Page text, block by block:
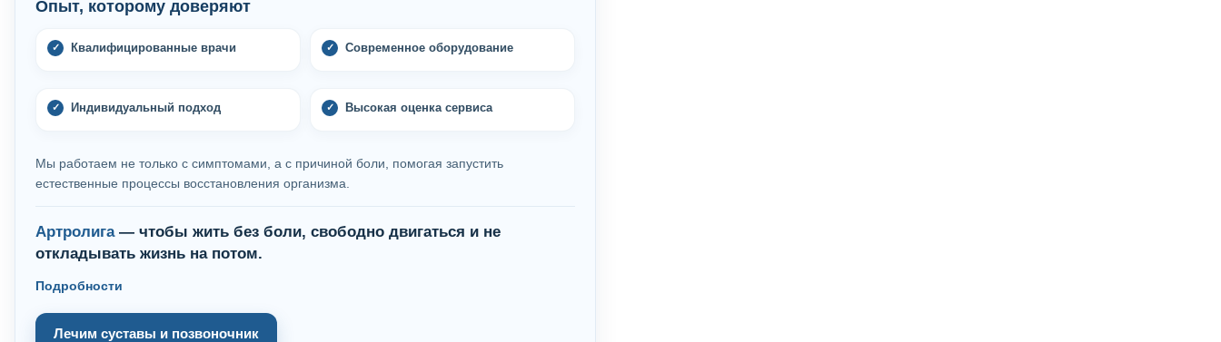
Опыт, которому доверяют
Квалифицированные врачи Современное оборудование
Индивидуальный подход Высокая оценка сервиса
Мы работаем не только с симптомами, а с причиной боли, помогая запустить
естественные процессы восстановления организма.
Артролига— чтобы жить без боли, свободно двигаться и не
откладывать жизнь на потом.
Подробности
Лечим суставы и позвоночник